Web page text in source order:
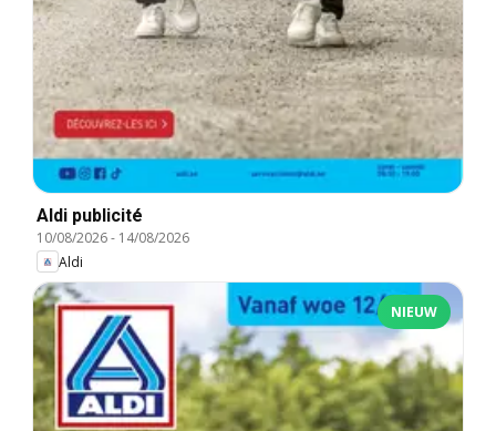
Aldi publicité
10/08/2026- 14/08/2026
Aldi
NIEUW